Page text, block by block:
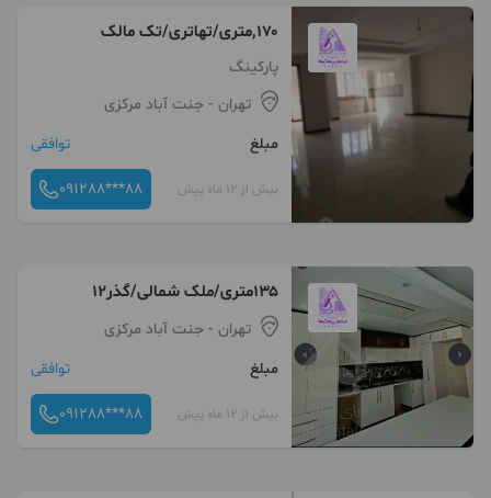
۱۷۰,متری/تهاتری/تک مالک
پارکینگ
تهران - جنت آباد مرکزی
مبلغ
توافقی
بیش از 12 ماه پیش 091288***88
۱۳۵متری/ملک شمالی/گذر۱۲
تهران - جنت آباد مرکزی
مبلغ
توافقی
بیش از 12 ماه پیش 091288***88